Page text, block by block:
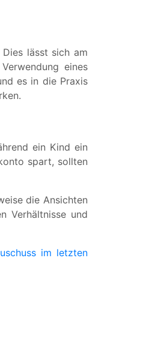
lässt sich am
eines
es in die Praxis
ein Kind ein
spart, sollten
die Ansichten
Verhältnisse und
im letzten